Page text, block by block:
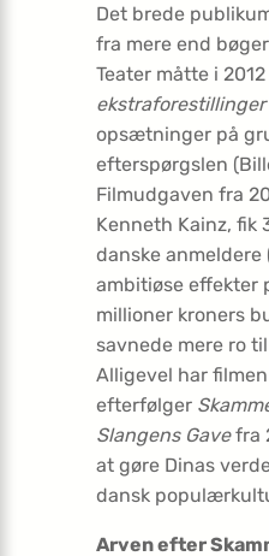
Det brede
fra mere end
Teater måtte i
ekstraforestillinger
opsætninger på
efterspørgslen
Filmudgaven fra
Kenneth Kainz, fik
danske anmeldere
ambitiøse effekter
millioner kroners
savnede mere ro
Alligevel har
efterfølger
Slangens Gavefra
at gøre Dinas
dansk
Arven efter